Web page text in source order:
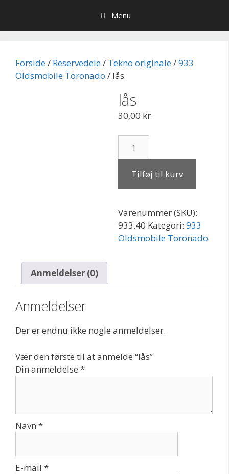
indhold
Menu
Forside/ Reservedele/ Tekno originale/933
Oldsmobile Toronado / lås
lås
30,00 kr.
antal
Tilføj til kurv
Varenummer (SKU):
933.40 Kategori: 933
Oldsmobile Toronado
Anmeldelser (0)
Anmeldelser
Der er endnu ikke nogle anmeldelser.
Vær den første til at anmelde “lås”
Din anmeldelse *
Navn *
E-mail *